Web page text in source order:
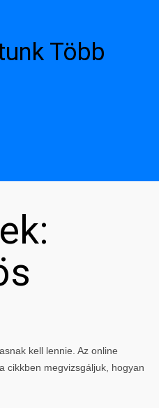
Több
kell lennie. Az online
cikkben megvizsgáljuk, hogyan